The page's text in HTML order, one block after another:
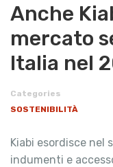
Anche
mercato
Italia nel
Categories
SOSTENIBILITÀ
Kiabi esordisce nel
indumenti e